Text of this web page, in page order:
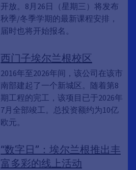
开放。8月26日（星期三）将发布
秋季/冬季学期的最新课程安排，
届时也将开始报名。
西门子埃尔兰根校区
2016年至2026年间，该公司在该市
南部建起了一个新城区。随着第8
期工程的完工，该项目已于2026年
7月全部竣工。总投资额约为10亿
欧元。
“数字日”：埃尔兰根推出丰
富多彩的线上活动